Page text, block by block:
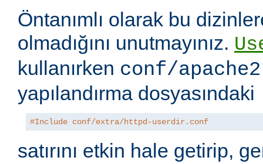
Öntanımlı olarak bu
olmadığını unutmayınız.
kullanırken conf/
yapılandırma dosyasındaki
#Include conf/extra/httpd-userdir.conf
satırını etkin hale getirip,